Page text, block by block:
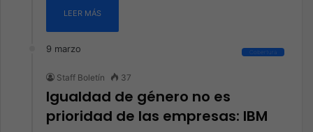
LEER MÁS
9 marzo Cobertura
Staff Boletín 37
Igualdad de género no es
prioridad de las empresas: IBM